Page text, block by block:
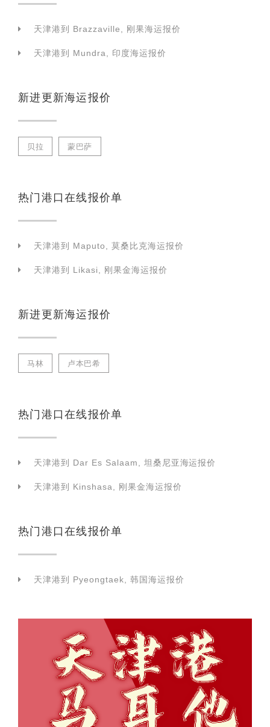
天津港到 Brazzaville, 刚果海运报价
天津港到 Mundra, 印度海运报价
新进更新海运报价
贝拉 蒙巴萨
热门港口在线报价单
天津港到 Maputo, 莫桑比克海运报价
天津港到 Likasi, 刚果金海运报价
新进更新海运报价
马林 卢本巴希
热门港口在线报价单
天津港到 Dar Es Salaam, 坦桑尼亚海运报价
天津港到 Kinshasa, 刚果金海运报价
热门港口在线报价单
天津港到 Pyeongtaek, 韩国海运报价